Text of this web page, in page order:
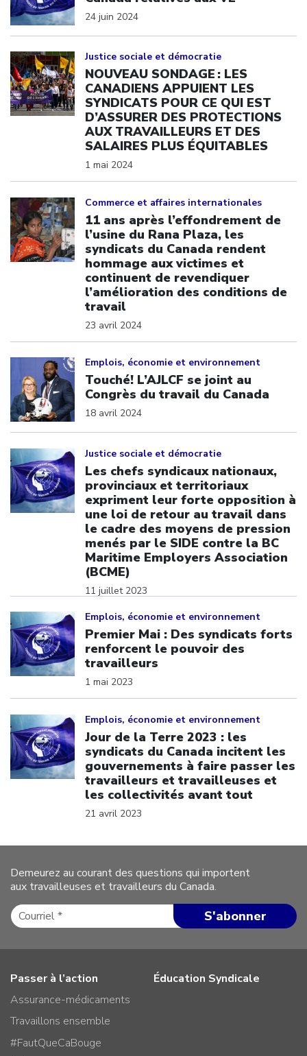
24 juin 2024
Justice sociale et démocratie
NOUVEAU SONDAGE : LES
CANADIENS APPUIENT LES
SYNDICATS POUR CE QUI EST
D’ASSURER DES PROTECTIONS
AUX TRAVAILLEURS ET DES
SALAIRES PLUS ÉQUITABLES
1 mai 2024
Commerce et affaires internationales
11 ans après l’effondrement de
l’usine du Rana Plaza, les
syndicats du Canada rendent
hommage aux victimes et
continuent de revendiquer
l’amélioration des conditions de
travail
23 avril 2024
Emplois, économie et environnement
Touché! L’AJLCF se joint au
Congrès du travail du Canada
18 avril 2024
Justice sociale et démocratie
Les chefs syndicaux nationaux,
provinciaux et territoriaux
expriment leur forte opposition à
une loi de retour au travail dans
le cadre des moyens de pression
menés par le SIDE contre la BC
Maritime Employers Association
(BCME)
11 juillet 2023
Emplois, économie et environnement
Premier Mai : Des syndicats forts
renforcent le pouvoir des
travailleurs
1 mai 2023
Emplois, économie et environnement
Jour de la Terre 2023 : les
syndicats du Canada incitent les
gouvernements à faire passer les
travailleurs et travailleuses et
les collectivités avant tout
21 avril 2023
Demeurez au courant des questions qui importent
aux travailleuses et travailleurs du Canada.
Passer à l’action
Assurance-médicaments
Travaillons ensemble
#FautQueCaBouge
Éducation Syndicale